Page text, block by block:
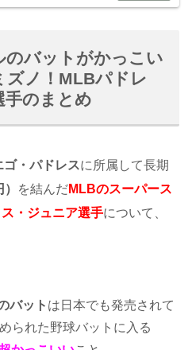
のバットがかっこい
ズノ！MLBパドレ
手のまとめ
ゴ・パドレスに所属して長期
を結んだMLBのスーパース
・ジュニア選手について、
バット は日本でも発売されて
られた野球バットに入る